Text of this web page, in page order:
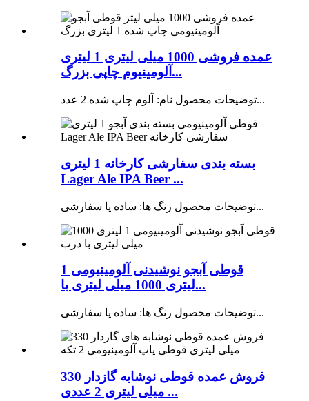
عمده فروشی 1000 میلی لیتری 1 لیتری
آلومینیوم چاپی بزرگ...
توضیحات محصول نام: آلوم چاپ شده 2 عدد...
بسته بندی سفارشی کارخانه 1 لیتری
Lager Ale IPA Beer ...
توضیحات محصول رنگ ها: ساده یا سفارشی...
قوطی آبجو نوشیدنی آلومینیومی 1
لیتری 1000 میلی لیتری با...
توضیحات محصول رنگ ها: ساده یا سفارشی...
فروش عمده قوطی نوشابه گازدار 330
میلی لیتری 2 عددی ...